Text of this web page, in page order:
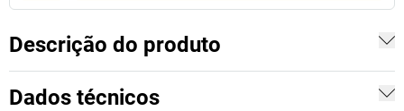
Descrição do produto
Dados técnicos